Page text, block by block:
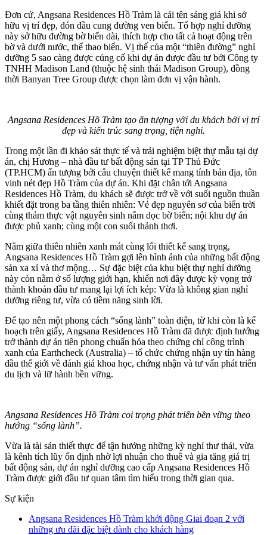
Đơn cử, Angsana Residences Hồ Tràm là cái tên sáng giá khi sở
hữu vị trí đẹp, đón đầu cung đường ven biển. Tổ hợp nghỉ dưỡng
này sở hữu đường bờ biển dài, thích hợp cho tất cả hoạt động trên
bờ và dưới nước, thể thao biển. Vị thế của một “thiên đường” nghỉ
dưỡng 5 sao càng được củng cố khi dự án được đầu tư bởi Công ty
TNHH Madison Land (thuộc hệ sinh thái Madison Group), đồng
thời Banyan Tree Group được chọn làm đơn vị vận hành.
Angsana Residences Hồ Tràm tạo ấn tượng với du khách bởi vị trí
đẹp và kiến trúc sang trọng, tiện nghi.
Trong một lần đi khảo sát thực tế và trải nghiệm biệt thự mẫu tại dự
án, chị Hương – nhà đầu tư bất động sản tại TP Thủ Đức
(TP.HCM) ấn tượng bởi câu chuyện thiết kế mang tính bản địa, tôn
vinh nét đẹp Hồ Tràm của dự án. Khi đặt chân tới Angsana
Residences Hồ Tràm, du khách sẽ được trở về với suối nguồn thuần
khiết đặt trong ba tầng thiên nhiên: Vẻ đẹp nguyên sơ của biển trời
cùng thảm thực vật nguyên sinh nằm dọc bờ biển; nội khu dự án
được phủ xanh; cùng một con suối thảnh thơi.
Nằm giữa thiên nhiên xanh mát cùng lối thiết kế sang trọng,
Angsana Residences Hồ Tràm gợi lên hình ảnh của những bất động
sản xa xỉ và thơ mộng… Sự đặc biệt của khu biệt thự nghỉ dưỡng
này còn nằm ở số lượng giới hạn, khiến nơi đây được kỳ vọng trở
thành khoản đầu tư mang lại lợi ích kép: Vừa là không gian nghỉ
dưỡng riêng tư, vừa có tiềm năng sinh lời.
Để tạo nên một phong cách “sống lành” toàn diện, từ khi còn là kế
hoạch trên giấy, Angsana Residences Hồ Tràm đã được định hướng
trở thành dự án tiên phong chuẩn hóa theo chứng chỉ công trình
xanh của Earthcheck (Australia) – tổ chức chứng nhận uy tín hàng
đầu thế giới về đánh giá khoa học, chứng nhận và tư vấn phát triển
du lịch và lữ hành bền vững.
Angsana Residences Hồ Tràm coi trọng phát triển bền vững theo
hướng “sống lành”.
Vừa là tài sản thiết thực để tận hưởng những kỳ nghỉ thư thái, vừa
là kênh tích lũy ổn định nhờ lợi nhuận cho thuê và gia tăng giá trị
bất động sản, dự án nghỉ dưỡng cao cấp Angsana Residences Hồ
Tràm được giới đầu tư quan tâm tìm hiểu trong thời gian qua.
Sự kiện
Angsana Residences Hồ Tràm khởi động Giai đoạn 2 với
những ưu đãi đặc biệt dành cho khách hàng